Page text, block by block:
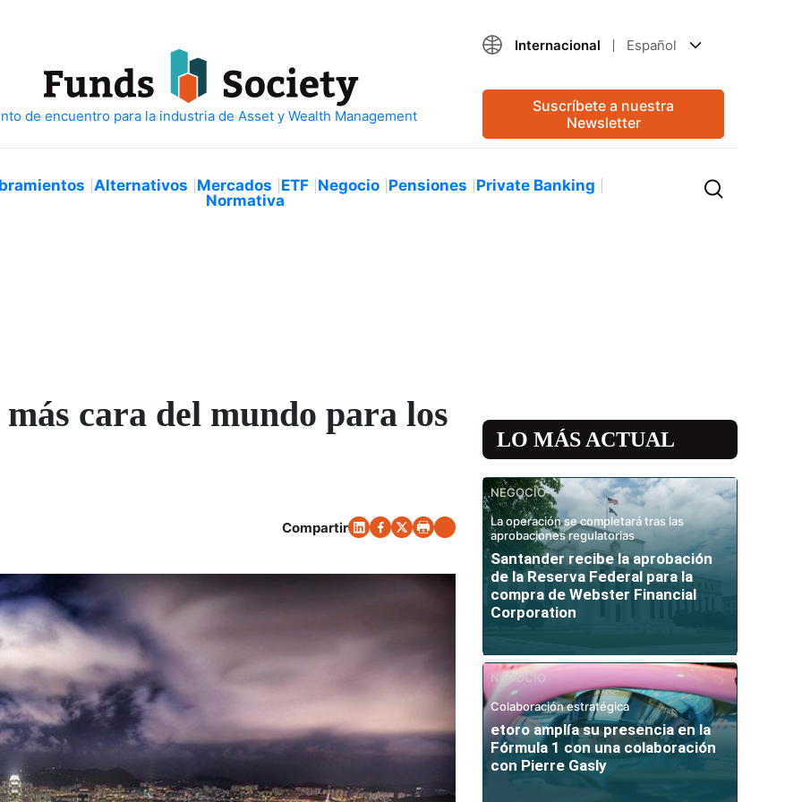
Internacional Español
Suscríbete a nuestra
Newsletter
Alternativos Mercados ETF Negocio Pensiones Private Banking
Normativa
cara del mundo para los
Compartir
LO MÁS ACTUAL
NEGOCIO
La operación se completará tras las
aprobaciones regulatorias
Santander recibe la aprobación
de la Reserva Federal para la
compra de Webster Financial
Corporation
NEGOCIO
Colaboración estratégica
etoro amplía su presencia en la
Fórmula 1 con una colaboración
con Pierre Gasly